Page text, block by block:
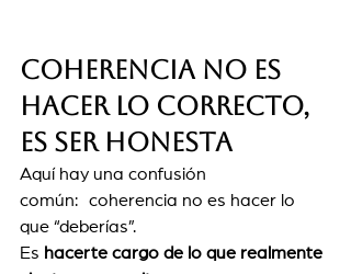
Coherencia no es
hacer lo correcto,
es ser honesta
Aquí hay una confusión
común: coherencia no es hacer lo
que “deberías”.
Es hacerte cargo de lo que realmente